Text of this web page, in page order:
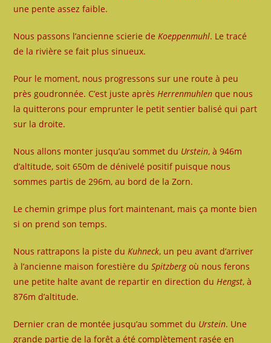
une pente assez faible.
Nous passons l’ancienne scierie deKoeppenmuhl. Le tracé
de la rivière se fait plus sinueux.
Pour le moment, nous progressons sur une route à peu
près goudronnée. C’est juste aprèsHerrenmuhlen que nous
la quitterons pour emprunter le petit sentier balisé qui part
sur la droite.
Nous allons monter jusqu’au sommet du Urstein, à 946m
d’altitude, soit 650m de dénivelé positif puisque nous
sommes partis de 296m, au bord de la Zorn.
Le chemin grimpe plus fort maintenant, mais ça monte bien
si on prend son temps.
Nous rattrapons la piste duKuhneck, un peu avant d’arriver
à l’ancienne maison forestière duSpitzbergoù nous ferons
une petite halte avant de repartir en direction duHengst, à
876m d’altitude.
Dernier cran de montée jusqu’au sommet du Urstein. Une
grande partie de la forêt a été complètement rasée en